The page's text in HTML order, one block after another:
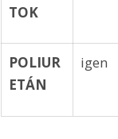
TOK
POLIUR
ETÁN
igen